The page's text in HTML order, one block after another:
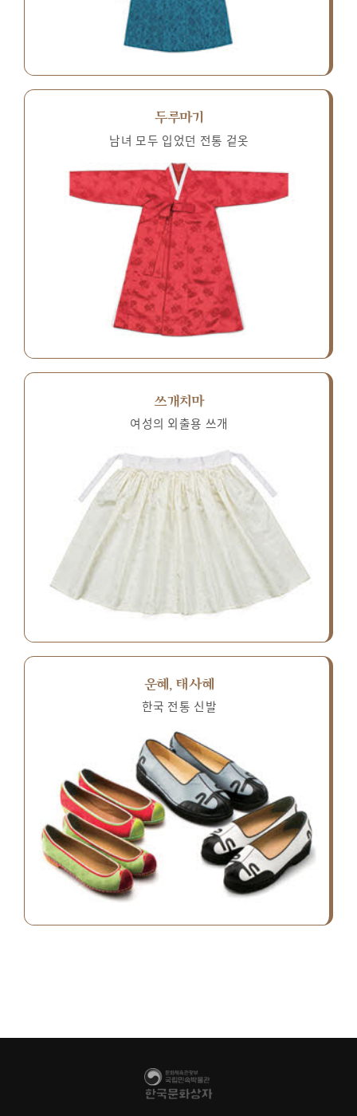
두루마기
남녀 모두 입었던 전통 겉옷
쓰개치마
여성의 외출용 쓰개
운혜, 태사혜
한국 전통 신발